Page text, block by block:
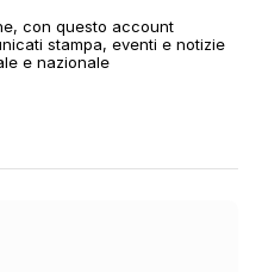
con questo account
stampa, eventi e notizie
e nazionale